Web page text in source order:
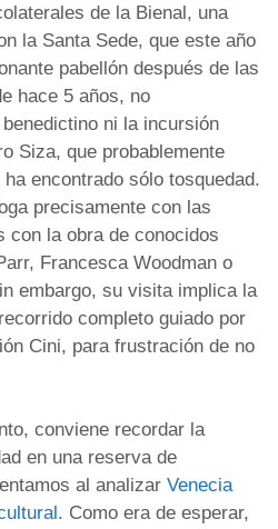
de la Bienal, una
la Santa Sede, que este año
pabellón después de las
hace 5 años, no
ni la incursión
Siza, que probablemente
encontrado sólo tosquedad.
precisamente con las
con la obra de conocidos
Francesca Woodman o
embargo, su visita implica la
completo guiado por
Cini, para frustración de no
conviene recordar la
en una reserva de
al analizar Venecia
Como era de esperar,